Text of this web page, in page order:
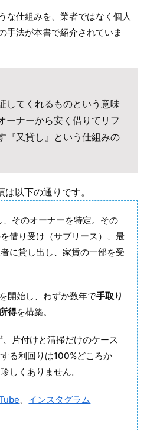
な仕組みを、業者ではなく個人
手法が本書で紹介されていま
してくれるものという意味
ーナーから安く借りてリフ
『又貸し』という仕組みの
以下の通りです。
、そのオーナーを特定。その
借り受け（サブリース）、最
に貸し出し、家賃の一部を受
開始し、わずか数年で手取り
得を構築。
片付けと清掃だけのケース
る利回りは100%どころか
しくありません。
インスタグラム